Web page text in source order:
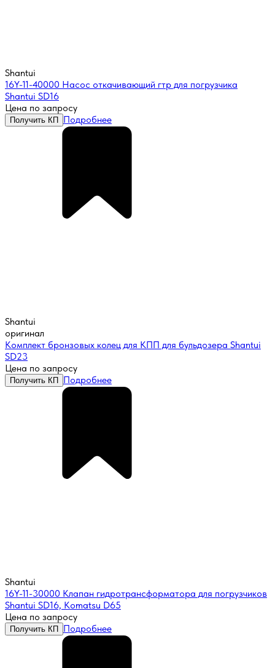
Shantui
16Y-11-40000 Насос откачивающий гтр для погрузчика
Shantui SD16
Цена по запросу
Получить КП Подробнее
Shantui
оригинал
Комплект бронзовых колец для КПП для бульдозера Shantui
SD23
Цена по запросу
Получить КП Подробнее
Shantui
16Y-11-30000 Клапан гидротрансформатора для погрузчиков
Shantui SD16, Komatsu D65
Цена по запросу
Получить КП Подробнее